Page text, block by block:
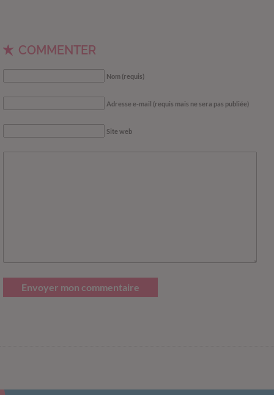
COMMENTER
Nom (requis)
Adresse e-mail (requis mais ne sera pas publiée)
Site web
Envoyer mon commentaire